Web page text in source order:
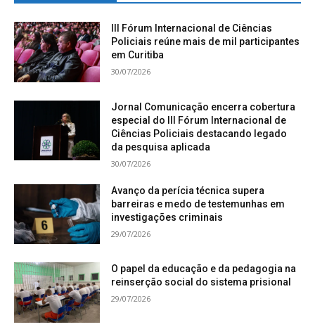
III Fórum Internacional de Ciências
Policiais reúne mais de mil participantes
em Curitiba
30/07/2026
Jornal Comunicação encerra cobertura
especial do III Fórum Internacional de
Ciências Policiais destacando legado
da pesquisa aplicada
30/07/2026
Avanço da perícia técnica supera
barreiras e medo de testemunhas em
investigações criminais
29/07/2026
O papel da educação e da pedagogia na
reinserção social do sistema prisional
29/07/2026